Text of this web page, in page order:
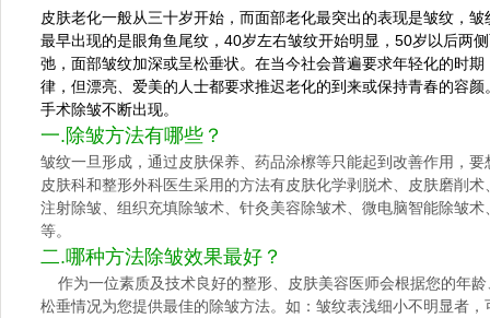
皮肤老化一般从三十岁开始，而面部老化最突出的表现是皱纹，
最早出现的是眼角鱼尾纹，40岁左右皱纹开始明显，50岁以后两
弛，面部皱纹加深或呈松垂状。在当今社会普遍要求年轻化的时
律，但漂亮、爱美的人士都要求推迟老化的到来或保持青春的容
手术除皱不断出现。
一.除皱方法有哪些？
皱纹一旦形成，通过皮肤保养、药品涂檫等只能起到改善作用，
皮肤科和整形外科医生采用的方法有皮肤化学剥脱术、皮肤磨削
注射除皱、组织充填除皱术、针灸美容除皱术、微电脑智能除皱
等。
二.哪种方法除皱效果最好？
作为一位素质及技术良好的整形、皮肤美容医师会根据您的年
松垂情况为您提供最佳的除皱方法。如：皱纹表浅细小不明显者